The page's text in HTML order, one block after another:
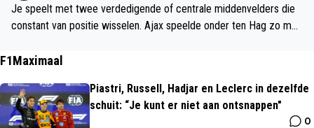
Je speelt met twee verdedigende of centrale middenvelders die
constant van positie wisselen. Ajax speelde onder ten Hag zo met
ndere middenvelder/verdediger, Bayern München met Kimich en G
aarbij een inschuivende back met de centrale middenvelder de piv
ot vormt in balbezit.
F1Maximaal
Piastri, Russell, Hadjar en Leclerc in dezelfde
schuit: “Je kunt er niet aan ontsnappen"
0